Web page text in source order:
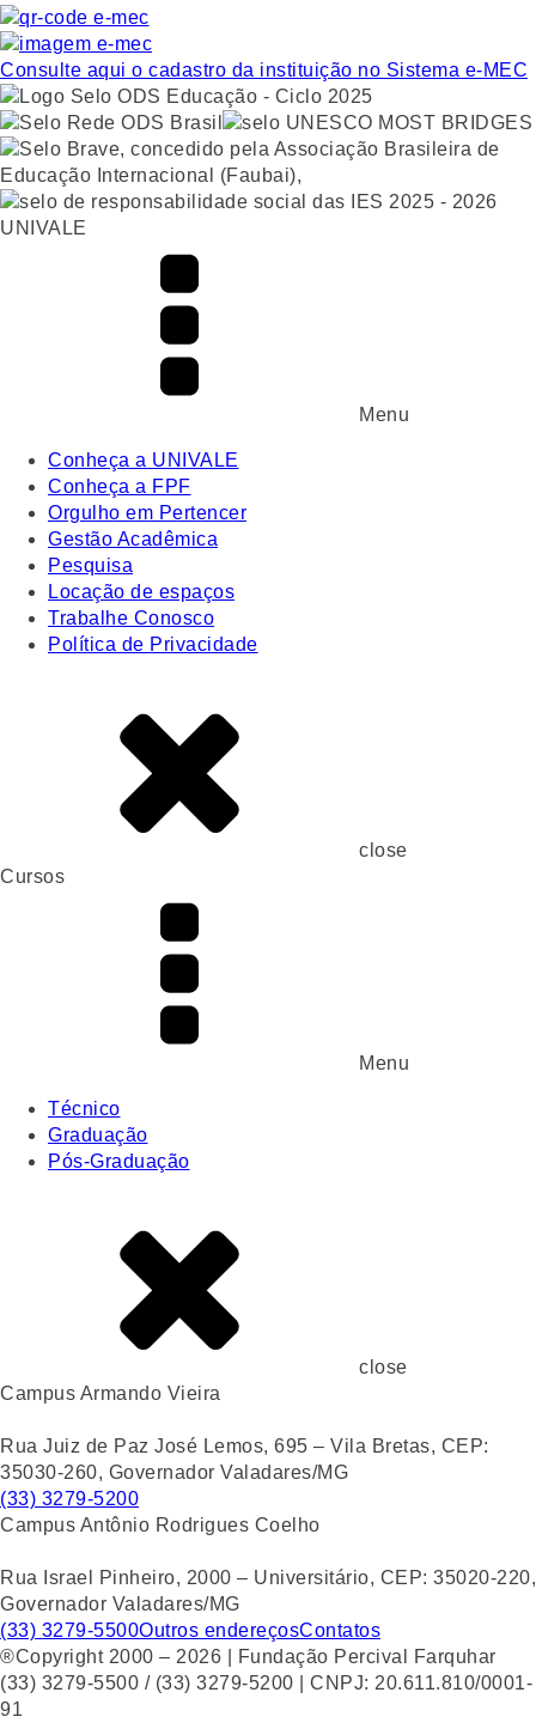
Consulte aqui o cadastro da instituição no Sistema e-MEC
UNIVALE
Menu
Conheça a UNIVALE
Conheça a FPF
Orgulho em Pertencer
Gestão Acadêmica
Pesquisa
Locação de espaços
Trabalhe Conosco
Política de Privacidade
close
Cursos
Menu
Técnico
Graduação
Pós-Graduação
close
Campus Armando Vieira
Rua Juiz de Paz José Lemos, 695 – Vila Bretas, CEP:
35030-260, Governador Valadares/MG
(33) 3279-5200
Campus Antônio Rodrigues Coelho
Rua Israel Pinheiro, 2000 – Universitário, CEP: 35020-220,
Governador Valadares/MG
(33) 3279-5500Outros endereçosContatos
®Copyright 2000 – 2026 | Fundação Percival Farquhar
(33) 3279-5500 / (33) 3279-5200 | CNPJ: 20.611.810/0001-
91